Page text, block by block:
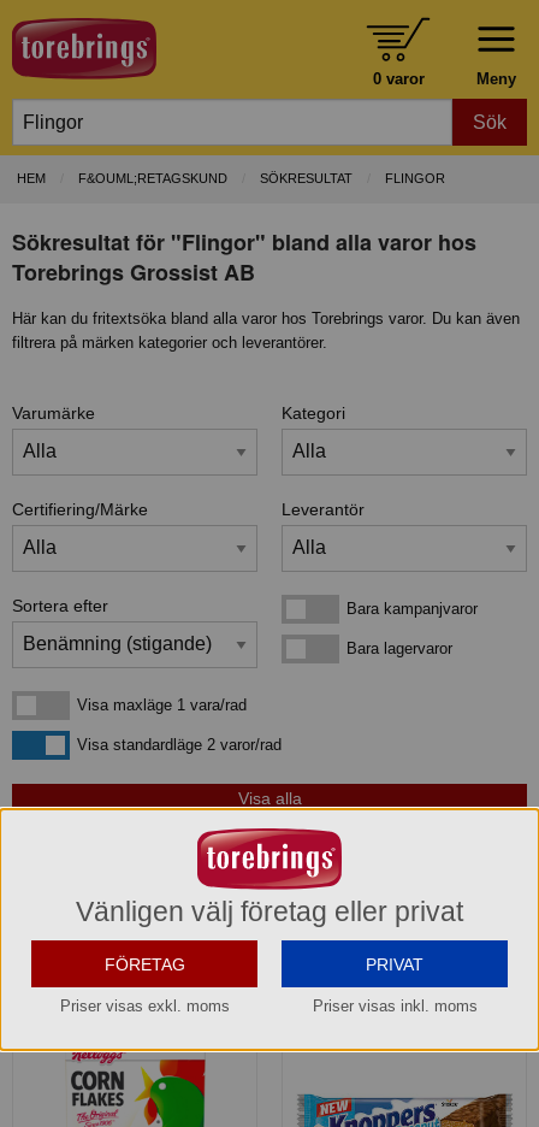
Meny
0 varor
Sök
HEM F&OUML;RETAGSKUND SÖKRESULTAT FLINGOR
Sökresultat för "Flingor" bland alla varor hos
Torebrings Grossist AB
Här kan du fritextsöka bland alla varor hos Torebrings varor. Du kan även
filtrera på märken kategorier och leverantörer.
Varumärke Kategori
Certifiering/Märke Leverantör
Sortera efter Bara kampanjvarorBara kampanjvaror
Bara lagervarorBara lagervaror
Visa maxläge 1 vara/rad
Visa maxläge 1 vara/rad
Visa standardlägeVisa standardläge 2 varor/rad
som matchar din sökning:
MAT TORR KONSERV FLINGOR GRYN MJÖL
produktersom matchar din sökning:
Vänligen välj företag eller privat
FÖRETAG
Priser visas exkl. moms
PRIVAT
Priser visas inkl. moms